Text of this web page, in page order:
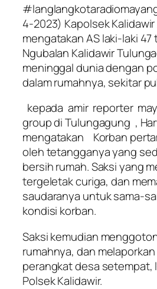
4-2023) Kapolsek Kalidawir
mengatakan AS laki-laki 47
Ngubalan Kalidawir
meninggal dunia dengan
dalam rumahnya, sekitar
kepada amir reporter
group di Tulungagung ,
mengatakan Korban
oleh tetangganya yang
bersih rumah. Saksi yang
tergeletak curiga, dan
saudaranya untuk sama-
kondisi korban.
Saksi kemudian
rumahnya, dan
perangkat desa setempat,
Polsek Kalidawir.